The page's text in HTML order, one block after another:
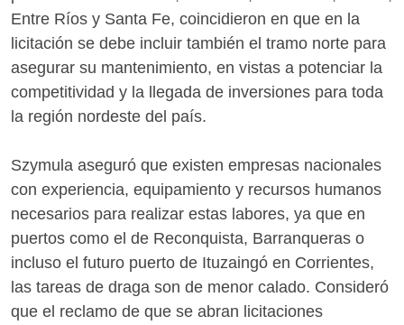
Entre Ríos y Santa Fe, coincidieron en que en la
licitación se debe incluir también el tramo norte para
asegurar su mantenimiento, en vistas a potenciar la
competitividad y la llegada de inversiones para toda
la región nordeste del país.
Szymula aseguró que existen empresas nacionales
con experiencia, equipamiento y recursos humanos
necesarios para realizar estas labores, ya que en
puertos como el de Reconquista, Barranqueras o
incluso el futuro puerto de Ituzaingó en Corrientes,
las tareas de draga son de menor calado. Consideró
que el reclamo de que se abran licitaciones